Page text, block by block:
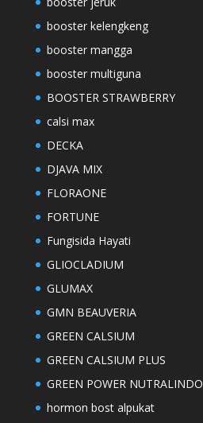
booster kelengkeng
booster mangga
booster multiguna
BOOSTER STRAWBERRY
calsi max
DECKA
DJAVA MIX
FLORAONE
FORTUNE
Fungisida Hayati
GLIOCLADIUM
GLUMAX
GMN BEAUVERIA
GREEN CALSIUM
GREEN CALSIUM PLUS
GREEN POWER NUTRALINDO
hormon bost alpukat